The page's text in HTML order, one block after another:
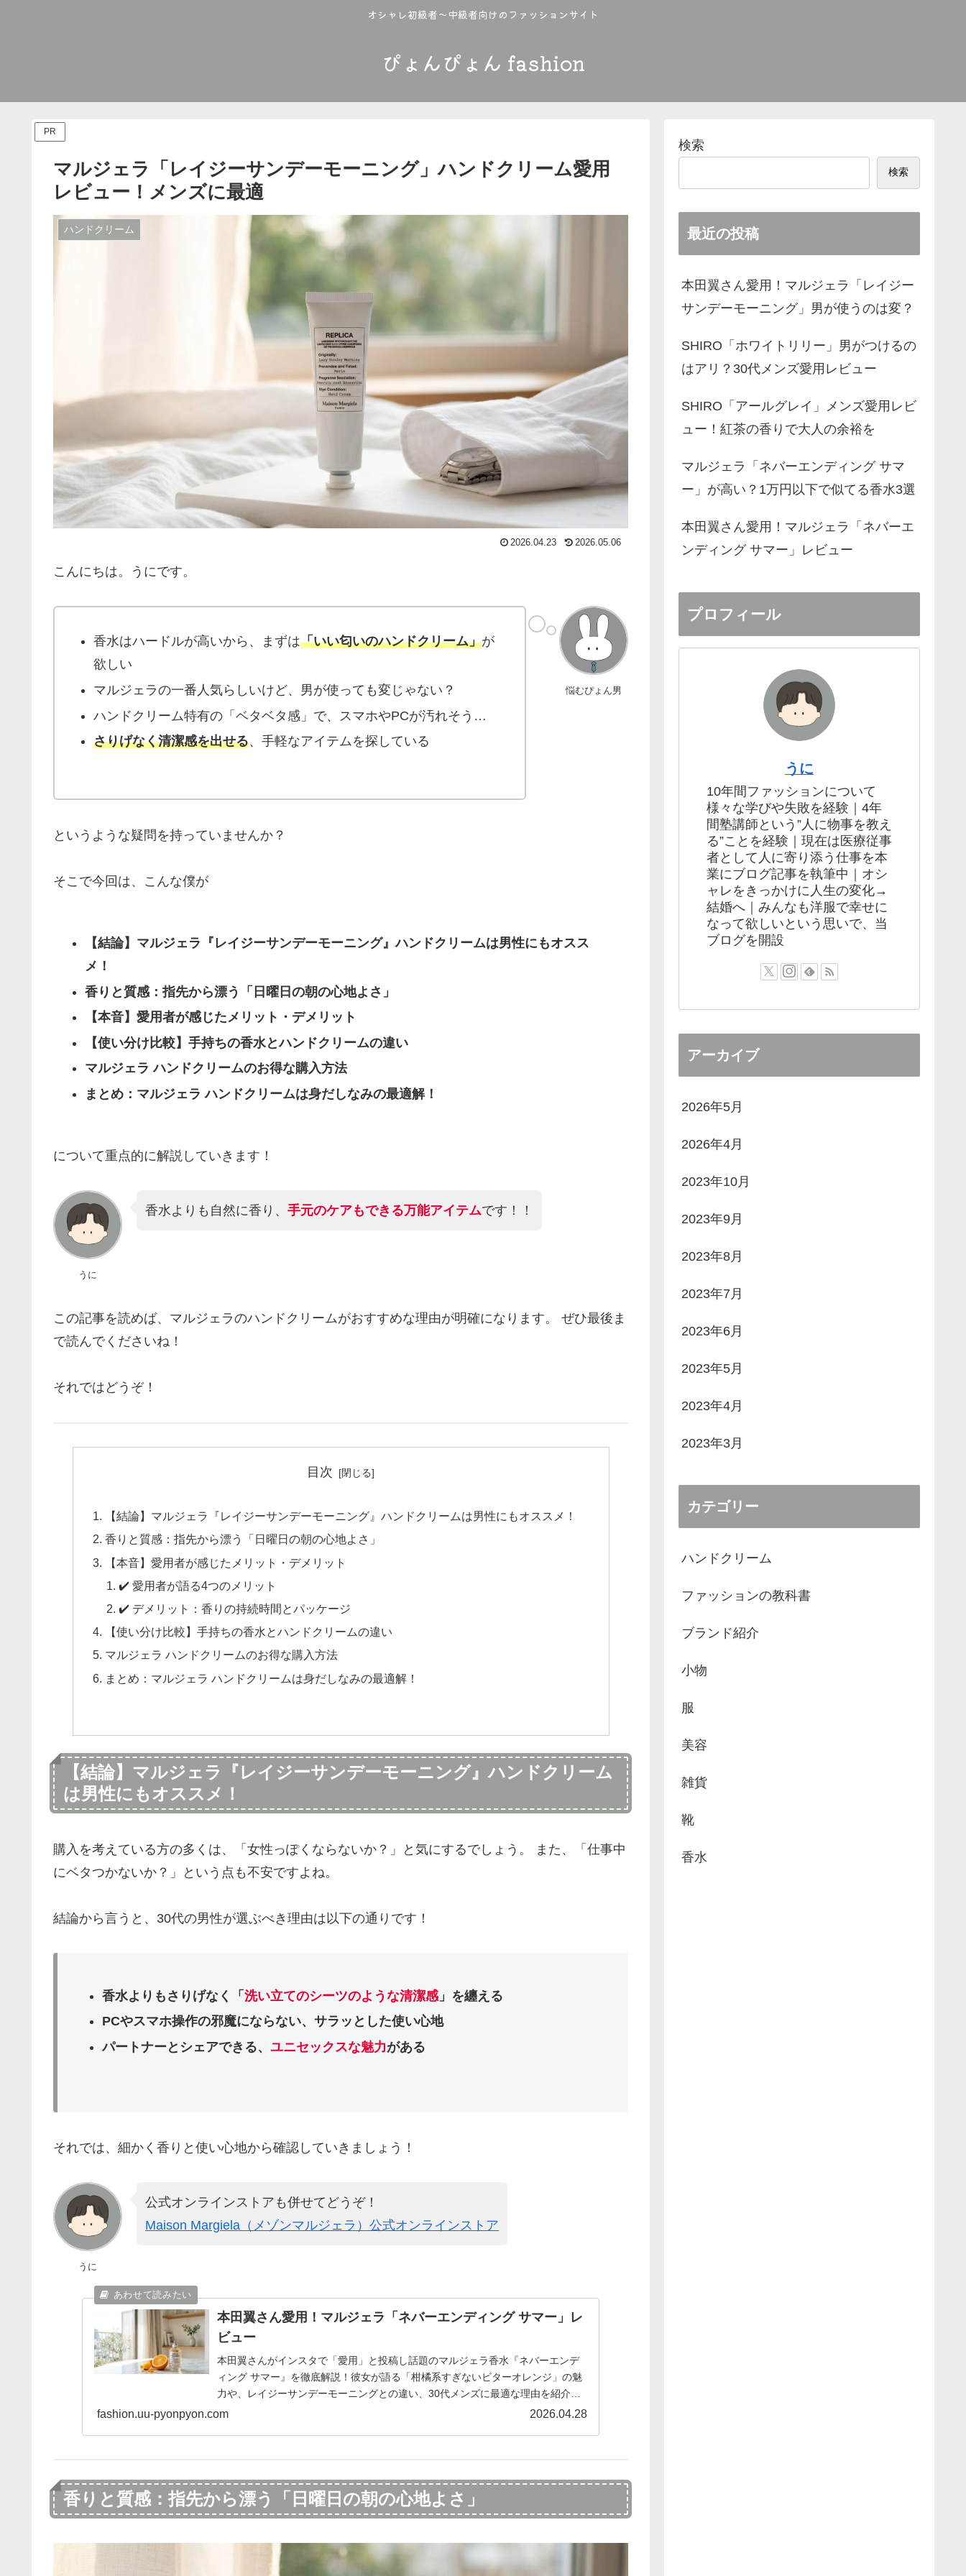
オシャレ初級者〜中級者向けのファッションサイト
ぴょんぴょん fashion
PR
マルジェラ「レイジーサンデーモーニング」ハンドクリーム愛用
レビュー！メンズに最適
ハンドクリーム
2026.04.23 2026.05.06
こんにちは。うにです。
悩むぴょん男
香水はハードルが高いから、まずは「いい匂いのハンドクリーム」が
欲しい
マルジェラの一番人気らしいけど、男が使っても変じゃない？
ハンドクリーム特有の「ベタベタ感」で、スマホやPCが汚れそう…
さりげなく清潔感を出せる、手軽なアイテムを探している
というような疑問を持っていませんか？
そこで今回は、こんな僕が
【結論】マルジェラ『レイジーサンデーモーニング』ハンドクリームは男性にもオスス
メ！
香りと質感：指先から漂う「日曜日の朝の心地よさ」
【本音】愛用者が感じたメリット・デメリット
【使い分け比較】手持ちの香水とハンドクリームの違い
マルジェラ ハンドクリームのお得な購入方法
まとめ：マルジェラ ハンドクリームは身だしなみの最適解！
について重点的に解説していきます！
うに
香水よりも自然に香り、 手元のケアもできる万能アイテムです！！
この記事を読めば、マルジェラのハンドクリームがおすすめな理由が明確になります。 ぜひ最後ま
で読んでくださいね！
それではどうぞ！
目次
【結論】マルジェラ『レイジーサンデーモーニング』ハンドクリームは男性にもオススメ！
香りと質感：指先から漂う「日曜日の朝の心地よさ」
【本音】愛用者が感じたメリット・デメリット
✔️ 愛用者が語る4つのメリット
✔️ デメリット：香りの持続時間とパッケージ
【使い分け比較】手持ちの香水とハンドクリームの違い
マルジェラ ハンドクリームのお得な購入方法
まとめ：マルジェラ ハンドクリームは身だしなみの最適解！
【結論】マルジェラ『レイジーサンデーモーニング』ハンドクリーム
は男性にもオススメ！
購入を考えている方の多くは、「女性っぽくならないか？」と気にするでしょう。 また、「仕事中
にベタつかないか？」という点も不安ですよね。
結論から言うと、30代の男性が選ぶべき理由は以下の通りです！
香水よりもさりげなく「 洗い立てのシーツのような清潔感」を纏える
PCやスマホ操作の邪魔にならない、サラッとした使い心地
パートナーとシェアできる、 ユニセックスな魅力がある
それでは、細かく香りと使い心地から確認していきましょう！
うに
公式オンラインストアも併せてどうぞ！
Maison Margiela（メゾンマルジェラ）公式オンラインストア
本田翼さん愛用！マルジェラ「ネバーエンディング サマー」レ
ビュー
本田翼さんがインスタで「愛用」と投稿し話題のマルジェラ香水『ネバーエンデ
ィング サマー』を徹底解説！彼女が語る「柑橘系すぎないビターオレンジ」の魅
力や、レイジーサンデーモーニングとの違い、30代メンズに最適な理由を紹介し
ます。
fashion.uu-pyonpyon.com 2026.04.28
香りと質感：指先から漂う「日曜日の朝の心地よさ」
検索
検索
最近の投稿
本田翼さん愛用！マルジェラ「レイジー
サンデーモーニング」男が使うのは変？
SHIRO「ホワイトリリー」男がつけるの
はアリ？30代メンズ愛用レビュー
SHIRO「アールグレイ」メンズ愛用レビ
ュー！紅茶の香りで大人の余裕を
マルジェラ「ネバーエンディング サマ
ー」が高い？1万円以下で似てる香水3選
本田翼さん愛用！マルジェラ「ネバーエ
ンディング サマー」レビュー
プロフィール
うに
10年間ファッションについて
様々な学びや失敗を経験｜4年
間塾講師という”人に物事を教え
る”ことを経験｜現在は医療従事
者として人に寄り添う仕事を本
業にブログ記事を執筆中｜オシ
ャレをきっかけに人生の変化→
結婚へ｜みんなも洋服で幸せに
なって欲しいという思いで、当
ブログを開設
アーカイブ
2026年5月
2026年4月
2023年10月
2023年9月
2023年8月
2023年7月
2023年6月
2023年5月
2023年4月
2023年3月
カテゴリー
ハンドクリーム
ファッションの教科書
ブランド紹介
小物
服
美容
雑貨
靴
香水